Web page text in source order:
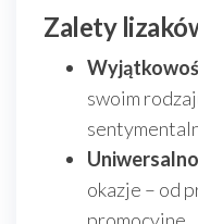
Zalety
swoim
okazje – od